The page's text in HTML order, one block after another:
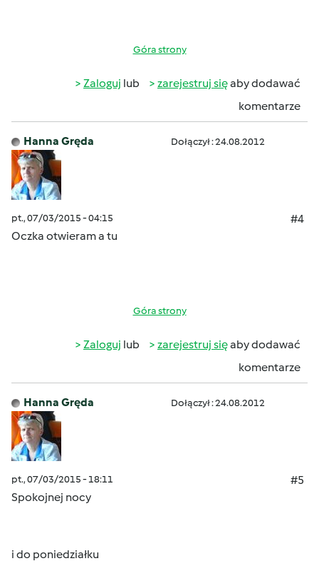
Góra strony
Zaloguj lub zarejestruj sięaby dodawać
komentarze
Hanna Gręda Dołączył : 24.08.2012
pt., 07/03/2015 - 04:15
#4
Oczka otwieram a tu
Góra strony
Zaloguj lub zarejestruj sięaby dodawać
komentarze
Hanna Gręda Dołączył : 24.08.2012
pt., 07/03/2015 - 18:11
#5
Spokojnej nocy
i do poniedziałku